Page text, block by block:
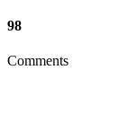
98
Comments